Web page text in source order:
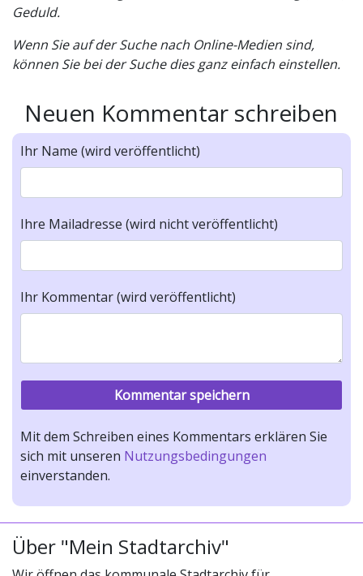
Geduld.
Wenn Sie auf der Suche nach Online-Medien sind,
können Sie bei der Suche dies ganz einfach einstellen.
Neuen Kommentar schreiben
Ihr Name (wird veröffentlicht)
Ihre Mailadresse (wird nicht veröffentlicht)
Ihr Kommentar (wird veröffentlicht)
Mit dem Schreiben eines Kommentars erklären Sie
sich mit unseren Nutzungsbedingungen
einverstanden.
Über "Mein Stadtarchiv"